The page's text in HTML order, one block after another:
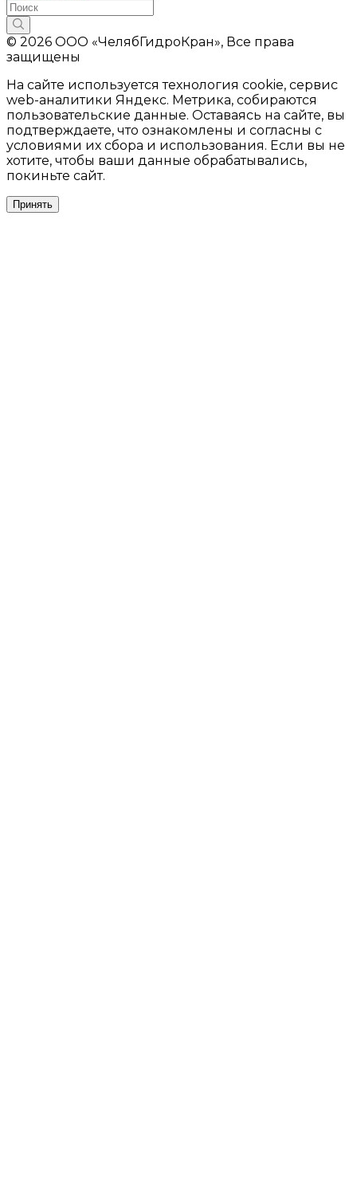
© 2026 ООО «ЧелябГидроКран», Все права
защищены
На сайте используется технология cookie, сервис
web-аналитики Яндекс. Метрика, собираются
пользовательские данные. Оставаясь на сайте, вы
подтверждаете, что ознакомлены и согласны с
условиями их сбора и использования. Если вы не
хотите, чтобы ваши данные обрабатывались,
покиньте сайт.
Принять